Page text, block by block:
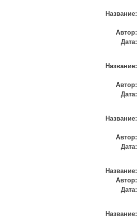
Название:
Автор:
Дата:
Название:
Автор:
Дата:
Название:
Автор:
Дата:
Название:
Автор:
Дата:
Название: